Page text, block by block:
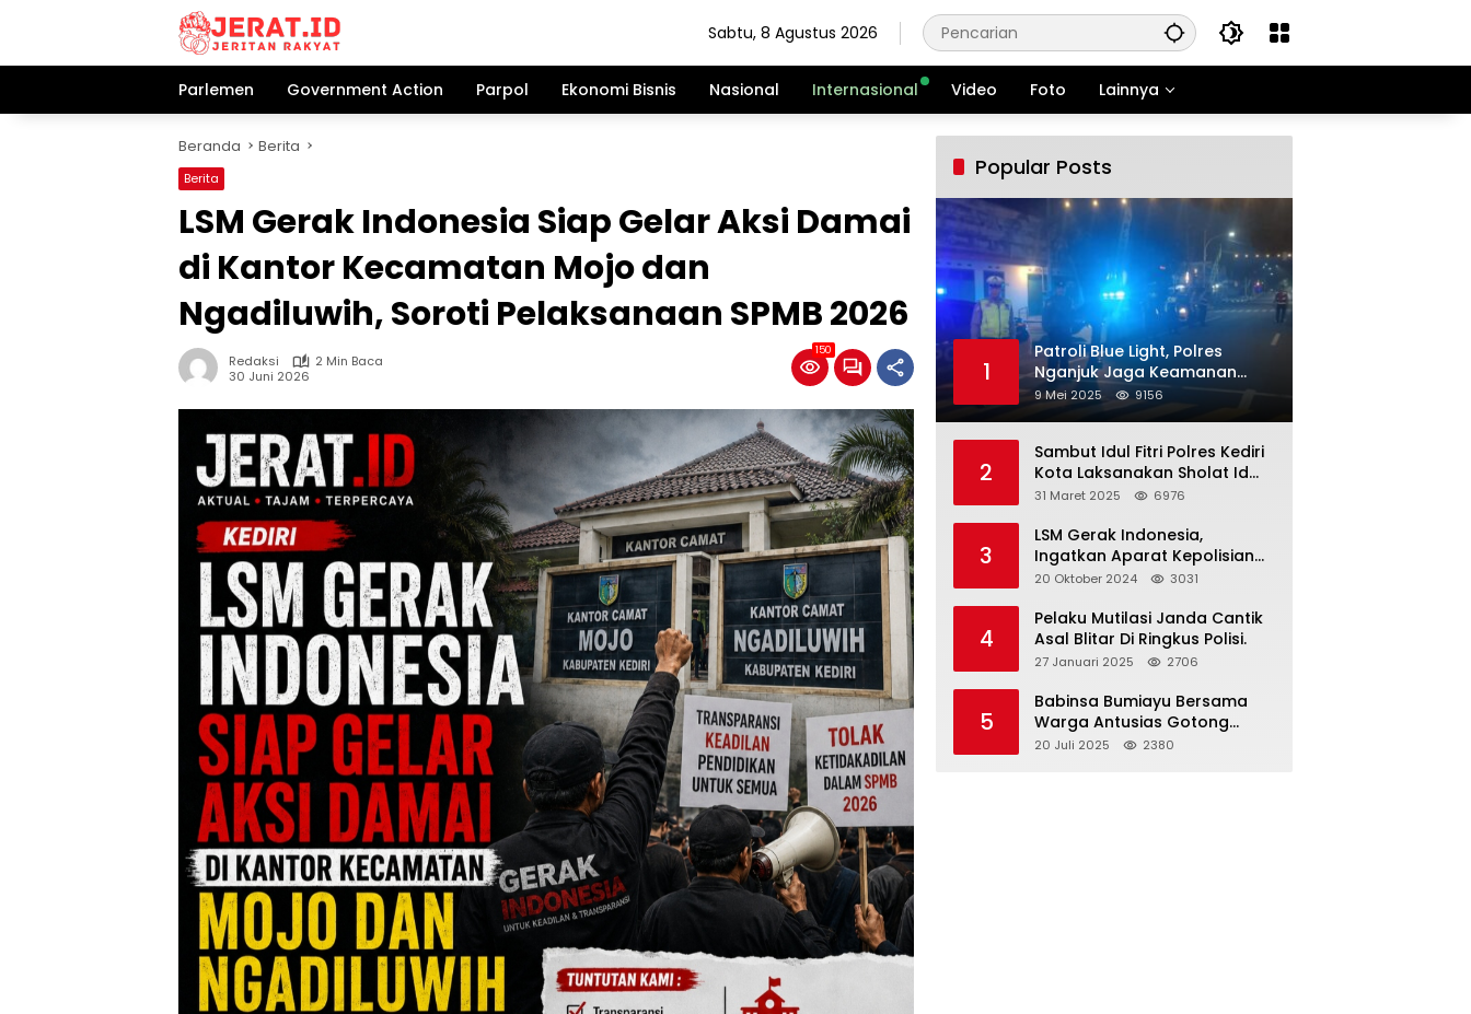
Sabtu, 8 Agustus 2026
Parlemen Government Action Parpol Ekonomi Bisnis Nasional Internasional Video Foto Lainnya
Beranda Berita
Berita
LSM Gerak Indonesia Siap Gelar Aksi Damai
di Kantor Kecamatan Mojo dan
Ngadiluwih, Soroti Pelaksanaan SPMB 2026
Redaksi
2 Min Baca
30 Juni 2026
150
Popular Posts
1
Patroli Blue Light, Polres
Nganjuk Jaga Keamanan
Jelang Long Weekend
9 Mei 2025 9156
2
Sambut Idul Fitri Polres Kediri
Kota Laksanakan Sholat Id
dan Gelar Halalbihalal
31 Maret 2025 6976
3
LSM Gerak Indonesia,
Ingatkan Aparat Kepolisian
Polres Blitar Kota “Tri Brata
20 Oktober 2024 3031
4
Pelaku Mutilasi Janda Cantik
Asal Blitar Di Ringkus Polisi.
27 Januari 2025 2706
5
Babinsa Bumiayu Bersama
Warga Antusias Gotong
Royong Bersihkan Jalan
20 Juli 2025 2380